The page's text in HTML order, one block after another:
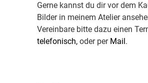
Gerne kannst du dir vor dem
Bilder in meinem Atelier
Vereinbare bitte dazu einen
telefonisch, oder per Mail.